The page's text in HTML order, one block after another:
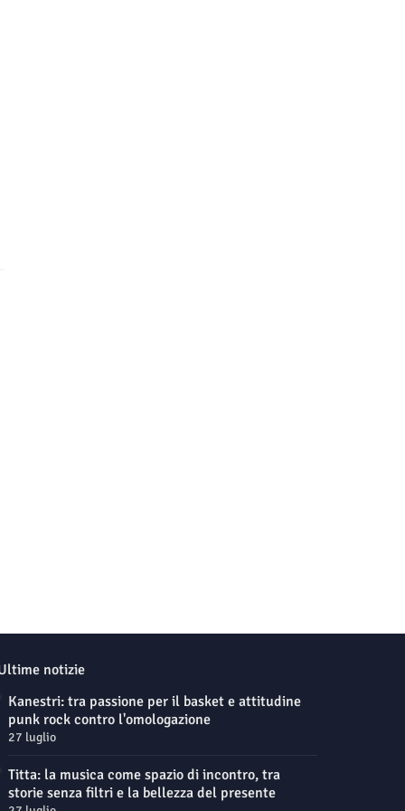
notizie
Kanestri: tra passione per il basket e attitudine
punk rock contro l'omologazione
27 luglio
Titta: la musica come spazio di incontro, tra
storie senza filtri e la bellezza del presente